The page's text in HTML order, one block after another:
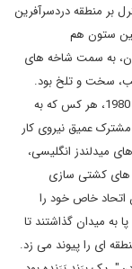
بر منطقه دردسرآفرین
ستون هم
به سمت شاخه های
سخت و تلخ بود.
ستون سوم را هم انقلاب صنعتی به ارمغان آورد. تا دهه 1980، هر کس که به
عمیق نیروی کار
میدلندز انگلیسی،
های کشتی سازی
اتحاد خاص خود را
به میدان گذاشتند تا
ای را پیوند می زد.